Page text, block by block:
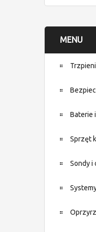
MENU
Baterie
Sprzęt
Sondy i